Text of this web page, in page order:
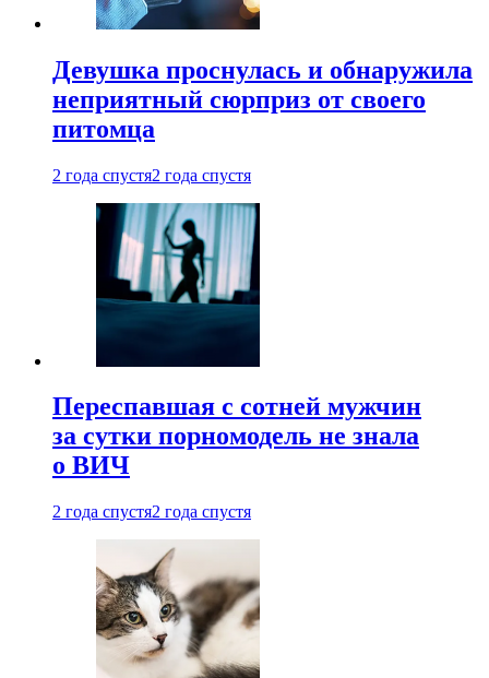
Девушка проснулась и обнаружила
неприятный сюрприз от своего
питомца
2 года спустя2 года спустя
Переспавшая с сотней мужчин
за сутки порномодель не знала
о ВИЧ
2 года спустя2 года спустя